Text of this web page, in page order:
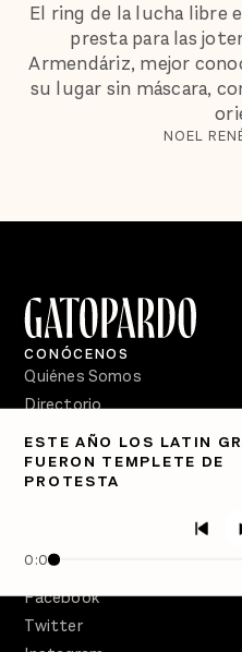
El ring de la lucha libre
presta para las
Armendáriz, mejor
su lugar sin máscara,
NOEL
ESTE AÑO LOS LATIN
FUERON TEMPLETE DE
PROTESTA
0:00
CONÓCENOS
Quiénes Somos
Directorio
PÓDCASTS
Semanario Gatopardo
Facebook
Twitter